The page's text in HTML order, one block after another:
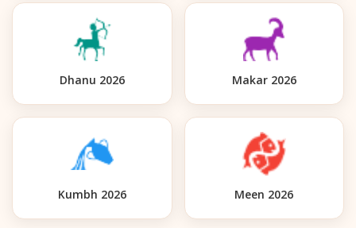
Dhanu 2026 Makar 2026
Kumbh 2026 Meen 2026